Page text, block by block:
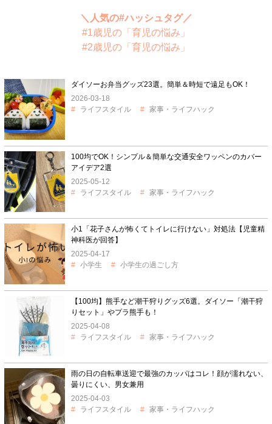
＼人気の#ハッシュタグ／
#1歳児の「育児の悩み」
#2歳児の「育児の悩み」
ダイソーお弁当グッズ23選。簡単＆時短で遠足もOK！
2026-03-18
ライフスタイル
家事・ライフハック
100均でOK！シンプル＆簡単な交通安全ワッペンのカバー
アイデア2選
2025-05-12
ライフスタイル
家事・ライフハック
小1「花子さんが怖くてトイレに行けない」対処法【児童精
神科医が回答】
2025-04-17
小学生
小学生の過ごし方
【100均】熊手など潮干狩りグッズ6選。ダイソー「潮干狩
りセット」やプラ熊手も！
2025-04-08
ライフスタイル
家事・ライフハック
雨の日の自転車送迎で最強のカッパはコレ！顔が濡れない、
曇りにくい、男女兼用
2025-04-03
ライフスタイル
家事・ライフハック